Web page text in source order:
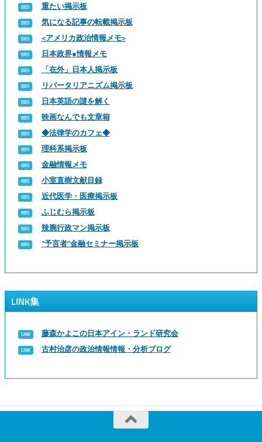
重たい掲示板
気になる記事の転載掲示板
<アメリカ政治情報メモ>
日本政界●情報メモ
「在外」日本人掲示板
リバータリアニズム掲示板
日本英語の謎を解く
映画なんでも文章箱
◆法律学のカフェ◆
理科系掲示板
金融情報メモ
小室直樹文献目録
近代医学・医療掲示板
ふじむら掲示板
辣腕行政マン掲示板
“予言者”金融セミナー掲示板
LINK集
藤森かよこの日本アイン・ランド研究会
古村治彦の政治情報情報・分析ブログ